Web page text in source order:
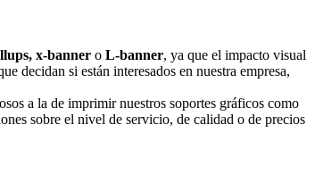
x-banner o L-banner, ya que el impacto visual
decidan si están interesados en nuestra empresa,
a la de imprimir nuestros soportes gráficos como
sobre el nivel de servicio, de calidad o de precios